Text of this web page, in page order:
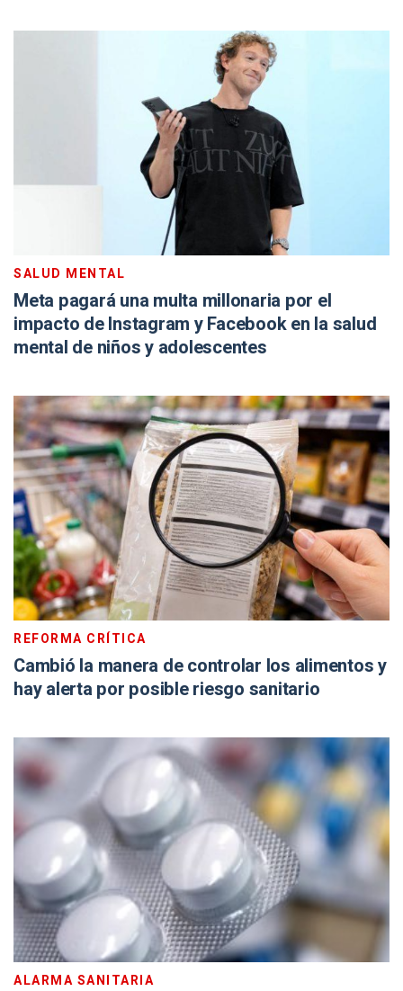
SALUD MENTAL
Meta pagará una multa millonaria por el
impacto de Instagram y Facebook en la salud
mental de niños y adolescentes
REFORMA CRÍTICA
Cambió la manera de controlar los alimentos y
hay alerta por posible riesgo sanitario
ALARMA SANITARIA